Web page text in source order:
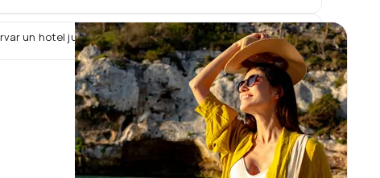
un hotel junto con un vuelo de Advanced Air?